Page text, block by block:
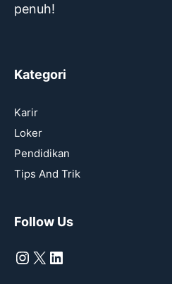
penuh!
Kategori
Karir
Loker
Pendidikan
Tips And Trik
Follow Us
Instagram
X LinkedIn